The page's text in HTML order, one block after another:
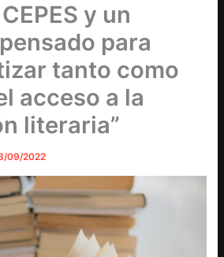
y un
para
tanto como
acceso a la
literaria”
09/2022